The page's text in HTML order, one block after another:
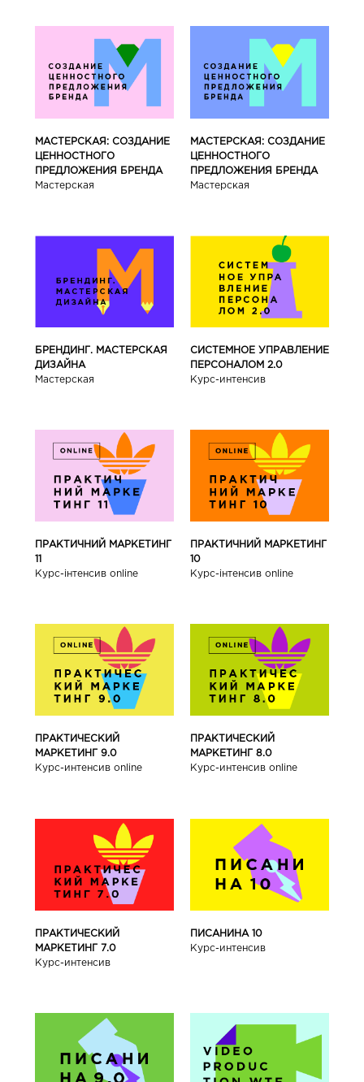
МАСТЕРСКАЯ: СОЗДАНИЕ
ЦЕННОСТНОГО
ПРЕДЛОЖЕНИЯ БРЕНДА
Мастерская
МАСТЕРСКАЯ: СОЗДАНИЕ
ЦЕННОСТНОГО
ПРЕДЛОЖЕНИЯ БРЕНДА
Мастерская
БРЕНДИНГ. МАСТЕРСКАЯ
ДИЗАЙНА
Мастерская
СИСТЕМНОЕ УПРАВЛЕНИЕ
ПЕРСОНАЛОМ 2.0
Курс-интенсив
ПРАКТИЧНИЙ МАРКЕТИНГ
11
Курс-інтенсив online
ПРАКТИЧНИЙ МАРКЕТИНГ
10
Курс-інтенсив online
ПРАКТИЧЕСКИЙ
МАРКЕТИНГ 9.0
Курс-интенсив online
ПРАКТИЧЕСКИЙ
МАРКЕТИНГ 8.0
Курс-интенсив online
ПРАКТИЧЕСКИЙ
МАРКЕТИНГ 7.0
Курс-интенсив
ПИСАНИНА 10
Курс-интенсив